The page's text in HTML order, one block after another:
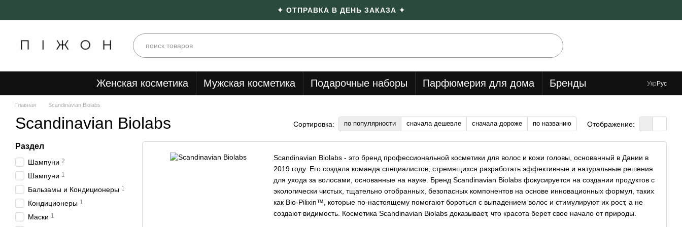
✦ ОТПРАВКА В ДЕНЬ ЗАКАЗА ✦
Женская косметика Мужская косметика Подарочные наборы Парфюмерия для дома Бренды УкрРус
Главная Scandinavian Biolabs
Scandinavian Biolabs Сортировка: по популярности сначала дешевле сначала дороже по названию Отображение:
Scandinavian Biolabs - это бренд профессиональной косметики для волос и кожи головы, основанный в Дании в
2019 году. Его создала команда специалистов, стремящихся разработать эффективные и натуральные решения
для ухода за волосами, основанные на науке. Бренд Scandinavian Biolabs фокусируется на создании продуктов с
экологически чистых, тщательно отобранных, безопасных компонентов на основе инновационных формул, таких
как Bio-Pilixin™, которые по-настоящему помогают бороться с выпадением волос и стимулируют их рост, а не
создают видимость. Косметика Scandinavian Biolabs доказывает, что красота берет свое начало от природы.
Раздел
Шампуни 2
Шампуни 1
Бальзамы и Кондиционеры 1
Кондиционеры 1
Маски 1